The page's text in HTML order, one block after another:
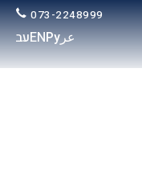
073-2248999
عرРу
ENעב